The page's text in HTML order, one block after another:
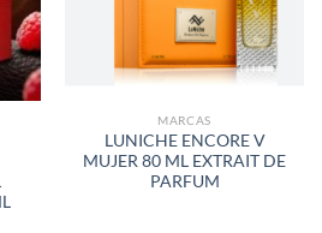
DESEOS
MARCAS
LUNICHE ENCORE V
MUJER 80 ML EXTRAIT DE
PARFUM